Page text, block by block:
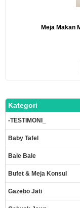
Meja Makan
Kategori
-TESTIMONI_
Baby Tafel
Bale Bale
Bufet & Meja Konsul
Gazebo Jati